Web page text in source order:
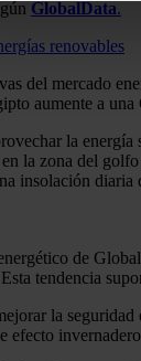
de este
GlobalData.
renovables
del mercado
aumente a
la
la zona del
insolación diaria
de
tendencia
la
efecto